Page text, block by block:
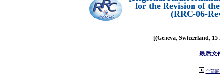
for the Revision of
(RRC-06-
[(Geneva, Switzerland, 15
最后文
全部展